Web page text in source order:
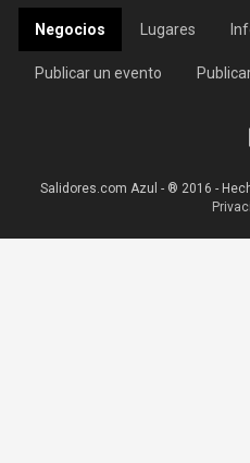
Negocios Lugares
Publicar un evento
Salidores.com Azul - ® 2016 -